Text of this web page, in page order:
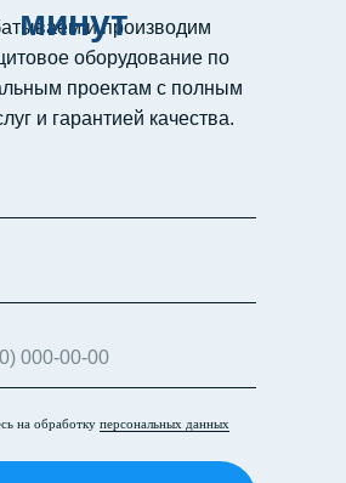
и производим
оборудование по
проектам с полным
и гарантией качества.
минут
на обработку персональных данных